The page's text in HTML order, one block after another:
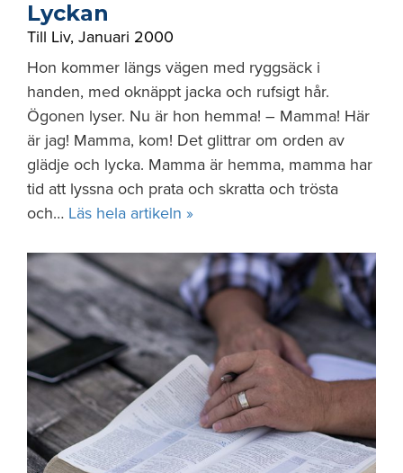
Lyckan
Till Liv, Januari 2000
Hon kommer längs vägen med ryggsäck i
handen, med oknäppt jacka och rufsigt hår.
Ögonen lyser. Nu är hon hemma! – Mamma! Här
är jag! Mamma, kom! Det glittrar om orden av
glädje och lycka. Mamma är hemma, mamma har
tid att lyssna och prata och skratta och trösta
och… Läs hela artikeln »